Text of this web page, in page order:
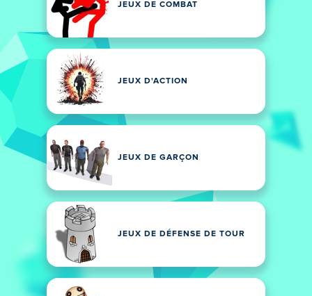
JEUX DE COMBAT
JEUX D'ACTION
JEUX DE GARÇON
JEUX DE DÉFENSE DE TOUR